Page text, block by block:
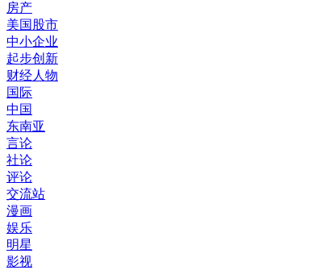
房产
美国股市
中小企业
起步创新
财经人物
国际
中国
东南亚
言论
社论
评论
交流站
漫画
娱乐
明星
影视